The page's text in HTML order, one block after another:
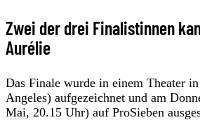
Zwei der drei Finalistinnen
Aurélie
Das Finale wurde in einem Theater
Angeles) aufgezeichnet und am
Mai, 20.15 Uhr) auf ProSieben